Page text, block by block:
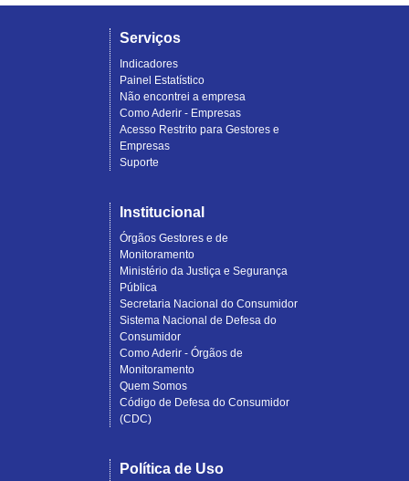
Serviços
Indicadores
Painel Estatístico
Não encontrei a empresa
Como Aderir - Empresas
Acesso Restrito para Gestores e
Empresas
Suporte
Institucional
Órgãos Gestores e de
Monitoramento
Ministério da Justiça e Segurança
Pública
Secretaria Nacional do Consumidor
Sistema Nacional de Defesa do
Consumidor
Como Aderir - Órgãos de
Monitoramento
Quem Somos
Código de Defesa do Consumidor
(CDC)
Política de Uso